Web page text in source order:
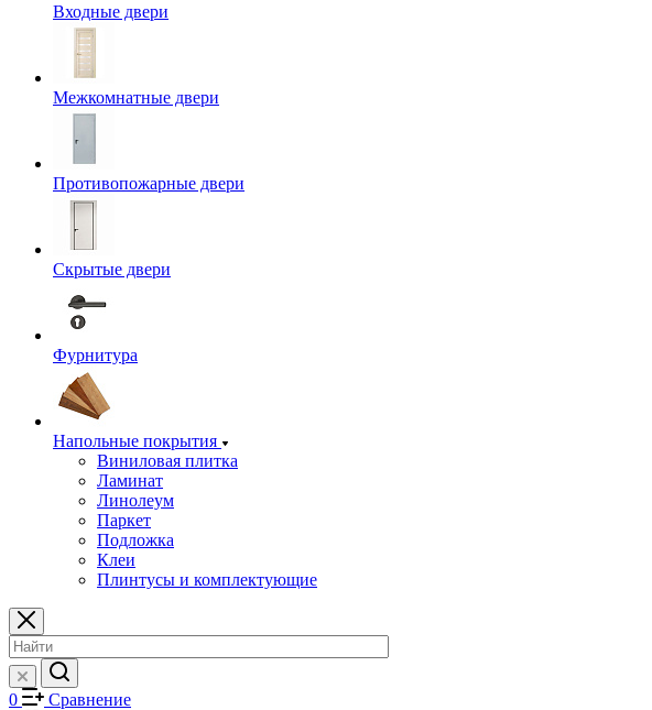
Входные двери
Межкомнатные двери
Противопожарные двери
Скрытые двери
Фурнитура
Напольные покрытия
Виниловая плитка
Ламинат
Линолеум
Паркет
Подложка
Клеи
Плинтусы и комплектующие
0
Сравнение